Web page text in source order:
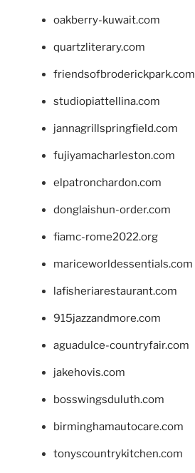
oakberry-kuwait.com
quartzliterary.com
friendsofbroderickpark.com
studiopiattellina.com
jannagrillspringfield.com
fujiyamacharleston.com
elpatronchardon.com
donglaishun-order.com
fiamc-rome2022.org
mariceworldessentials.com
lafisheriarestaurant.com
915jazzandmore.com
aguadulce-countryfair.com
jakehovis.com
bosswingsduluth.com
birminghamautocare.com
tonyscountrykitchen.com